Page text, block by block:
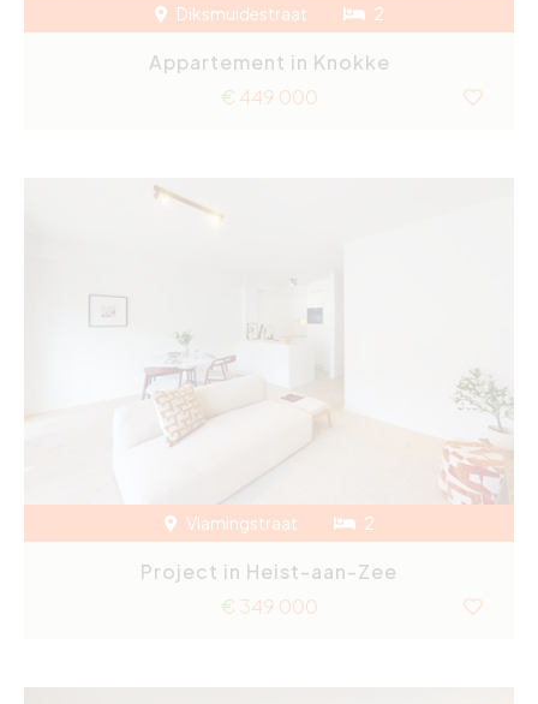
Diksmuidestraat 2
Appartement in Knokke
€ 449 000
Vlamingstraat 2
Project in Heist-aan-Zee
€ 349 000